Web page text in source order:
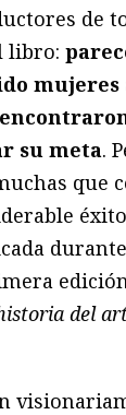
de
libro:
su meta.
que
del